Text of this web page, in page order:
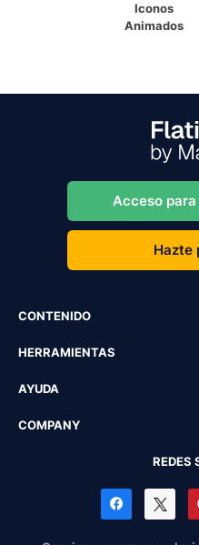
Iconos
Animados
Acceso
Hazte
CONTENIDO
HERRAMIENTAS
AYUDA
COMPANY
REDES